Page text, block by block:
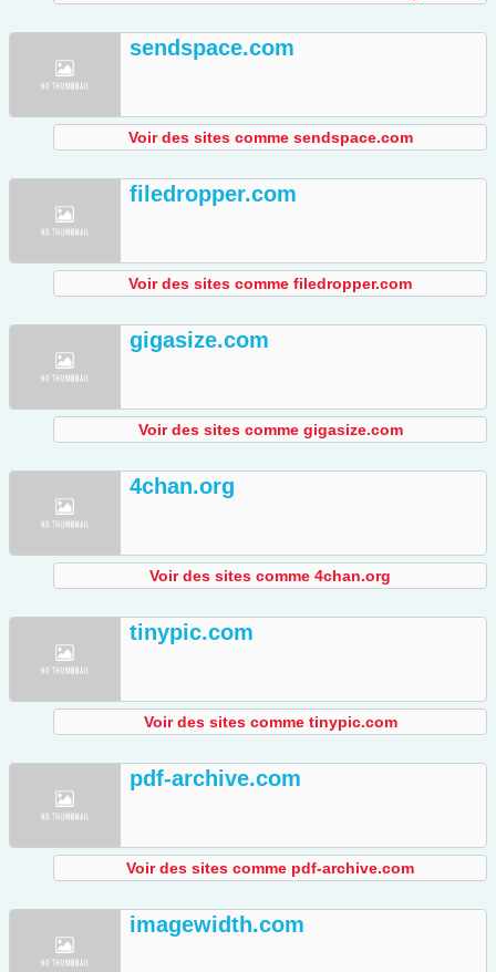
sendspace.com
Voir des sites comme sendspace.com
filedropper.com
Voir des sites comme filedropper.com
gigasize.com
Voir des sites comme gigasize.com
4chan.org
Voir des sites comme 4chan.org
tinypic.com
Voir des sites comme tinypic.com
pdf-archive.com
Voir des sites comme pdf-archive.com
imagewidth.com